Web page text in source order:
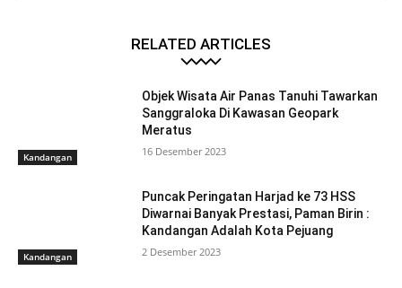
RELATED ARTICLES
Kandangan
Objek Wisata Air Panas Tanuhi Tawarkan
Sanggraloka Di Kawasan Geopark
Meratus
16 Desember 2023
Kandangan
Puncak Peringatan Harjad ke 73 HSS
Diwarnai Banyak Prestasi, Paman Birin :
Kandangan Adalah Kota Pejuang
2 Desember 2023